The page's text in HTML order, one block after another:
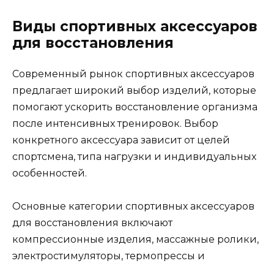
Виды спортивных аксессуаров
для восстановления
Современный рынок спортивных аксессуаров
предлагает широкий выбор изделий, которые
помогают ускорить восстановление организма
после интенсивных тренировок. Выбор
конкретного аксессуара зависит от целей
спортсмена, типа нагрузки и индивидуальных
особенностей.
Основные категории спортивных аксессуаров
для восстановления включают
компрессионные изделия, массажные ролики,
электростимуляторы, термопрессы и